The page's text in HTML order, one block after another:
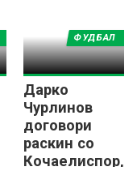
Дарко
Чурлинов
договори
раскин со
Кочаелиспор,
ФУДБАЛ